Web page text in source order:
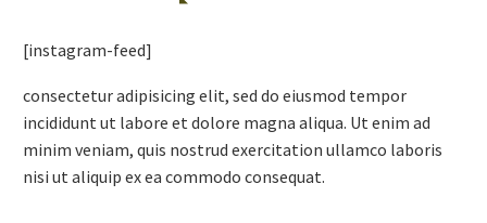
[instagram-feed]
consectetur adipisicing elit, sed do eiusmod tempor
incididunt ut labore et dolore magna aliqua. Ut enim ad
minim veniam, quis nostrud exercitation ullamco laboris
nisi ut aliquip ex ea commodo consequat.